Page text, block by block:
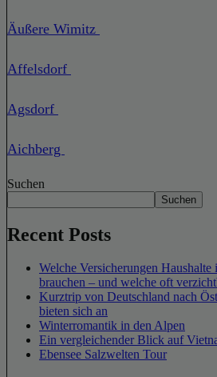
Äußere Wimitz
Affelsdorf
Agsdorf
Aichberg
Suchen
Suchen
Recent Posts
Welche Versicherungen
brauchen – und welche oft
Kurztrip von Deutschland nach
bieten sich an
Winterromantik in den Alpen
Ein vergleichender Blick auf
Ebensee Salzwelten Tour